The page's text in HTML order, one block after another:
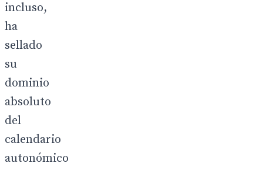
incluso,
ha
sellado
su
dominio
absoluto
del
calendario
autonómico